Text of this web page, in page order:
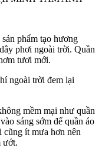
phẩm tạo hương
phơi ngoài trời. Quần
tươi mới.
ngoài trời đem lại
mềm mại như quần
sáng sớm để quần áo
cũng ít mưa hơn nên
ướt.